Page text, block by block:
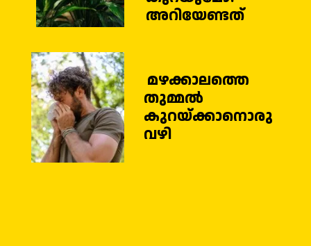
അറിയേണ്ടത്
മഴക്കാലത്തെ
തുമ്മൽ
കുറയ്ക്കാനൊരു
വഴി